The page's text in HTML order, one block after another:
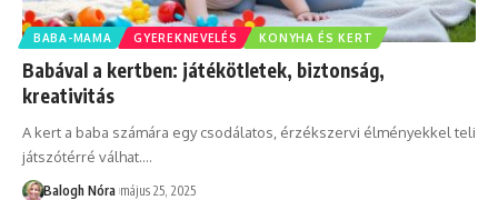
BABA-MAMA GYEREKNEVELÉS KONYHA ÉS KERT
Babával a kertben: játékötletek, biztonság,
kreativitás
A kert a baba számára egy csodálatos, érzékszervi élményekkel teli
játszótérré válhat.…
Balogh Nóra május 25, 2025